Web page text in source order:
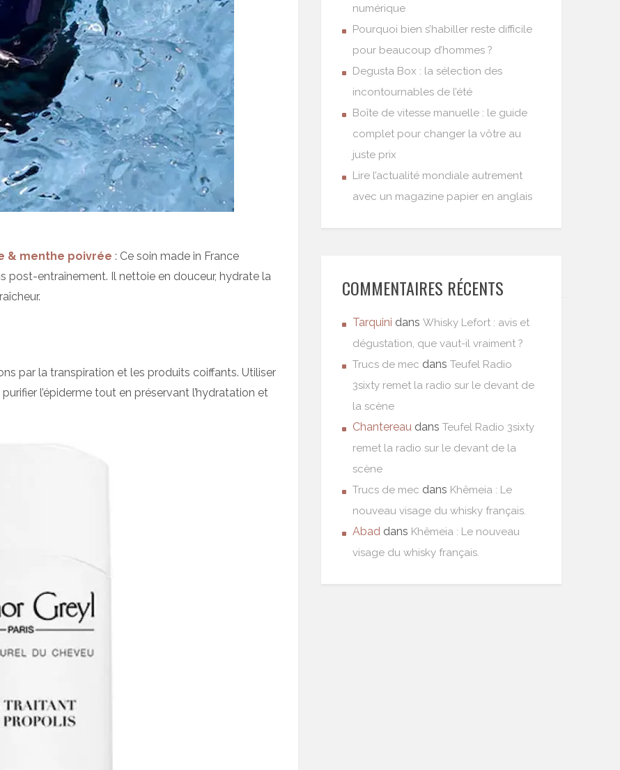
& menthe poivrée : Ce soin made in France
post-entraînement. Il nettoie en douceur, hydrate la
par la transpiration et les produits coiffants. Utiliser
l’épiderme tout en préservant l’hydratation et
numérique
Pourquoi bien s’habiller reste difficile
pour beaucoup d’hommes ?
Degusta Box : la sélection des
incontournables de l’été
Boîte de vitesse manuelle : le guide
complet pour changer la vôtre au
juste prix
Lire l’actualité mondiale autrement
avec un magazine papier en anglais
COMMENTAIRES RÉCENTS
Tarquini dans Whisky Lefort : avis et
dégustation, que vaut-il vraiment ?
Trucs de mec dans Teufel Radio
3sixty remet la radio sur le devant de
la scène
Chantereau dans Teufel Radio 3sixty
remet la radio sur le devant de la
scène
Trucs de mec dans Khêmeia : Le
nouveau visage du whisky français.
Abad dans Khêmeia : Le nouveau
visage du whisky français.